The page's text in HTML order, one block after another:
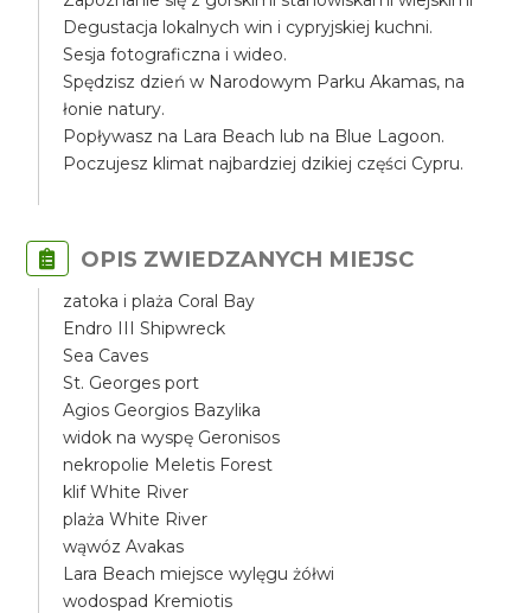
Degustacja lokalnych win i cypryjskiej kuchni.
Sesja fotograficzna i wideo.
Spędzisz dzień w Narodowym Parku Akamas, na
łonie natury.
Popływasz na Lara Beach lub na Blue Lagoon.
Poczujesz klimat najbardziej dzikiej części Cypru.
OPIS ZWIEDZANYCH MIEJSC
zatoka i plaża Coral Bay
Endro III Shipwreck
Sea Caves
St. Georges port
Agios Georgios Bazylika
widok na wyspę Geronisos
nekropolie Meletis Forest
klif White River
plaża White River
wąwóz Avakas
Lara Beach miejsce wylęgu żółwi
wodospad Kremiotis